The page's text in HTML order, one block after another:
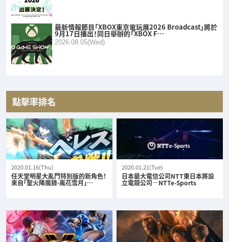
最新情報節目「XBOX東京電玩展2026 Broadcast」將於
9月17日播出！同日舉辦的「XBOX F…
2026.08.05(Wed)
點擊率排名
2020.01.16(Thu)
任天堂明星大亂鬥特別版的新角色！
來自「聖火降魔錄-風花雪月」…
2020.01.21(Tue)
日本最大電信公司NTT東日本將設
立電競公司—NTTe-Sports